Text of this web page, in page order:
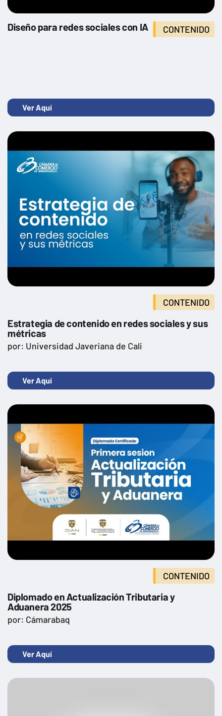
Transformación digital en la empresa
CONTENIDO
Diseño para redes sociales con IA
Ver Aquí
CONTENIDO
Estrategia de contenido en redes sociales y sus
métricas
por: Universidad Javeriana de Cali
Ver Aquí
CONTENIDO
Diplomado en Actualización Tributaria y
Aduanera 2025
por: Cámarabaq
Ver Aquí